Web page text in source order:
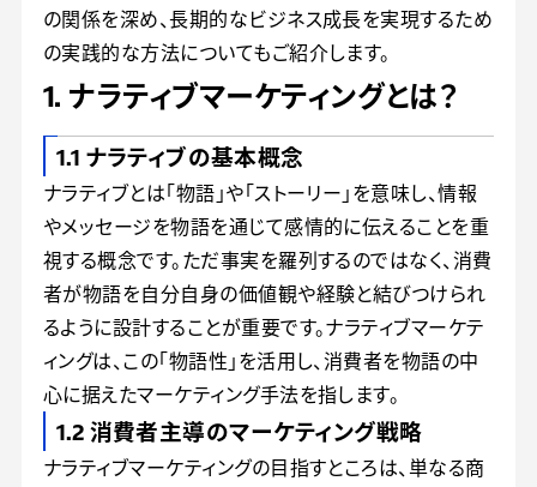
の関係を深め、長期的なビジネス成長を実現するため
の実践的な方法についてもご紹介します。
1. ナラティブマーケティングとは？
1.1 ナラティブの基本概念
ナラティブとは「物語」や「ストーリー」を意味し、情報
やメッセージを物語を通じて感情的に伝えることを重
視する概念です。ただ事実を羅列するのではなく、消費
者が物語を自分自身の価値観や経験と結びつけられ
るように設計することが重要です。ナラティブマーケテ
ィングは、この「物語性」を活用し、消費者を物語の中
心に据えたマーケティング手法を指します。
1.2 消費者主導のマーケティング戦略
ナラティブマーケティングの目指すところは、単なる商